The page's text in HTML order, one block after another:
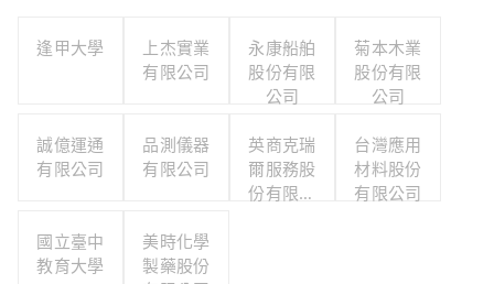
逢甲大學
上杰實業
有限公司
永康船舶
股份有限
公司
菊本木業
股份有限
公司
誠億運通
有限公司
品測儀器
有限公司
英商克瑞
爾服務股
份有限公
台灣應用
材料股份
有限公司
國立臺中
教育大學
美時化學
製藥股份